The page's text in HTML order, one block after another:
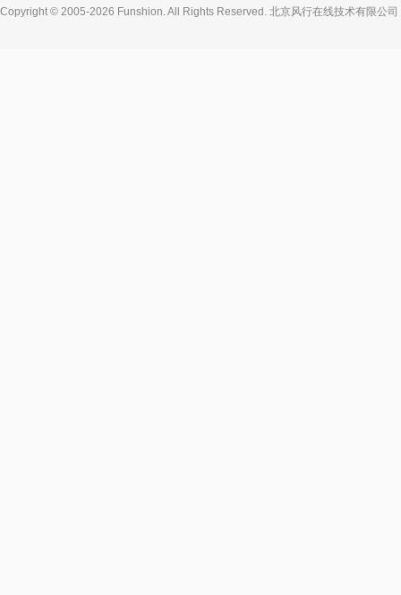
Copyright © 2005-2026 Funshion. All Rights Reserved. 北京风行在线技术有限公司